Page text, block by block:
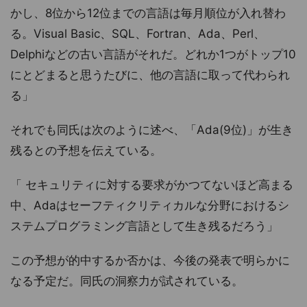
かし、8位から12位までの言語は毎月順位が入れ替わ
る。Visual Basic、SQL、Fortran、Ada、Perl、
Delphiなどの古い言語がそれだ。どれか1つがトップ10
にとどまると思うたびに、他の言語に取って代わられ
る」
それでも同氏は次のように述べ、「Ada(9位)」が生き
残るとの予想を伝えている。
「 セキュリティに対する要求がかつてないほど高まる
中、Adaはセーフティクリティカルな分野におけるシ
ステムプログラミング言語として生き残るだろう」
この予想が的中するか否かは、今後の発表で明らかに
なる予定だ。同氏の洞察力が試されている。